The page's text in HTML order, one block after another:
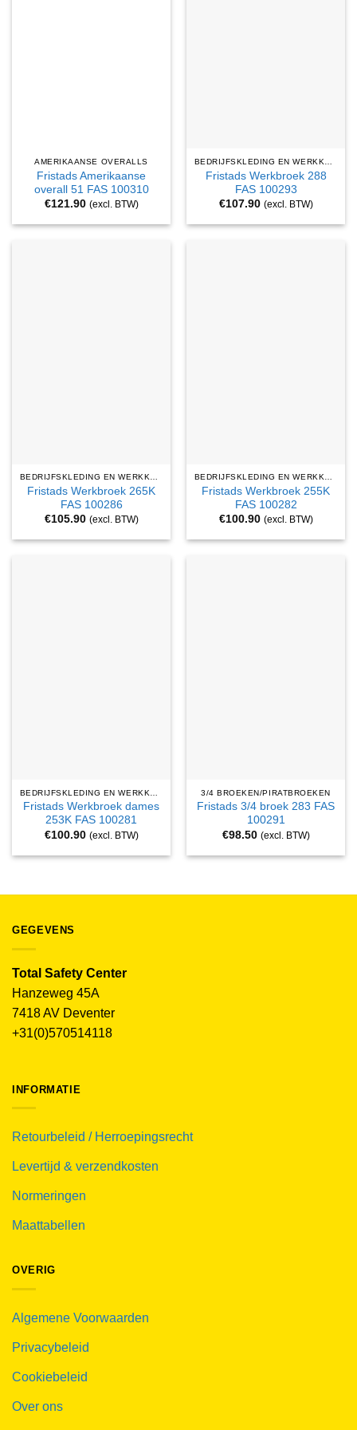
AMERIKAANSE OVERALLS
Fristads Amerikaanse
overall 51 FAS 100310
€121.90 (excl. BTW)
Fristads Werkbroek 288
FAS 100293
€107.90 (excl. BTW)
Fristads Werkbroek 265K
FAS 100286
€105.90 (excl. BTW)
Fristads Werkbroek 255K
FAS 100282
€100.90 (excl. BTW)
Fristads Werkbroek dames
253K FAS 100281
€100.90 (excl. BTW)
3/4 BROEKEN/PIRATBROEKEN
Fristads 3/4 broek 283 FAS
100291
€98.50 (excl. BTW)
GEGEVENS
Total Safety Center
Hanzeweg 45A
7418 AV Deventer
+31(0)570514118
INFORMATIE
Retourbeleid / Herroepingsrecht
Levertijd & verzendkosten
Normeringen
Maattabellen
OVERIG
Algemene Voorwaarden
Privacybeleid
Cookiebeleid
Over ons